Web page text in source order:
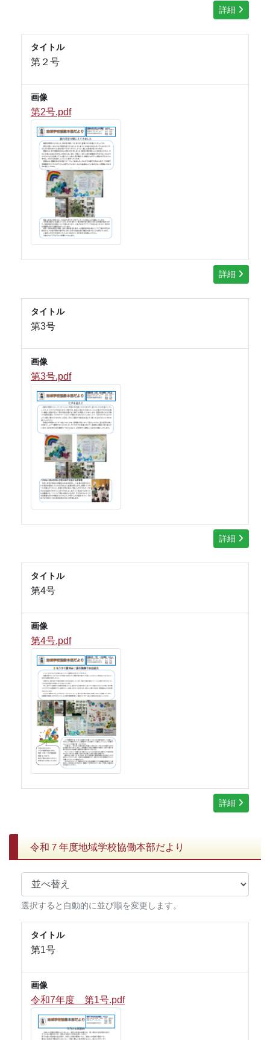
詳細
タイトル
第２号
画像
第2号.pdf
詳細
タイトル
第3号
画像
第3号.pdf
詳細
タイトル
第4号
画像
第4号.pdf
詳細
令和７年度地域学校協働本部だより
選択すると自動的に並び順を変更します。
タイトル
第1号
画像
令和7年度 第1号.pdf